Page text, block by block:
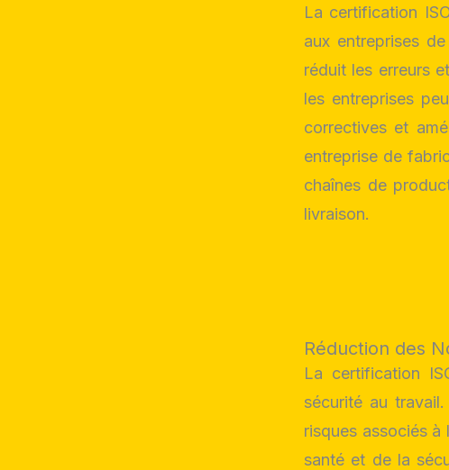
La certification
aux entreprises
réduit les erreurs
les entreprises
correctives et
entreprise de
chaînes de
livraison.
Réduction des
La certification
sécurité au
risques associés
santé et de la